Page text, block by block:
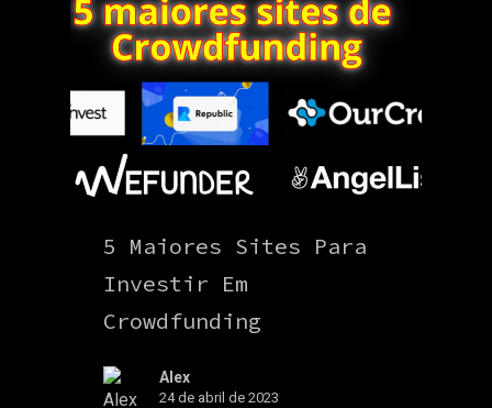
5 Maiores Sites Para
Investir Em
Crowdfunding
Alex
24 de abril de 2023